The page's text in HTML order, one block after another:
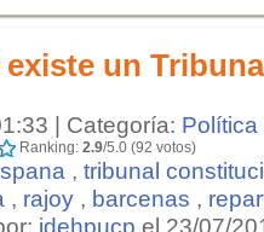
existe un
| Categoría: Política
Ranking: 2.9/5.0 (92 votos)
, tribunal
, rajoy , barcenas ,
idehpucp el 23/07/